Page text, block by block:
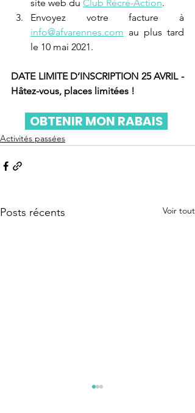
site web du Club Récré-Action.
Envoyez votre facture à
info@afvarennes.com au plus tard
le 10 mai 2021.
DATE LIMITE D’INSCRIPTION 25 AVRIL -
Hâtez-vous, places limitées !
  OBTENIR MON RABAIS
Activités passées
Posts récents Voir tout